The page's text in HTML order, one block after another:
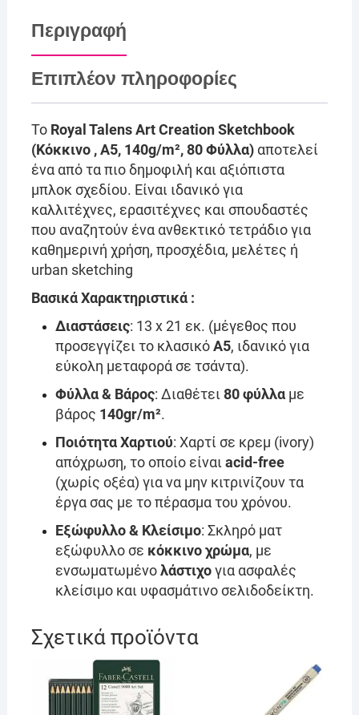
Περιγραφή
Επιπλέον πληροφορίες
Το Royal Talens Art Creation Sketchbook
(Κόκκινο , Α5, 140g/m², 80 Φύλλα)αποτελεί
ένα από τα πιο δημοφιλή και αξιόπιστα
μπλοκ σχεδίου. Είναι ιδανικό για
καλλιτέχνες, ερασιτέχνες και σπουδαστές
που αναζητούν ένα ανθεκτικό τετράδιο για
καθημερινή χρήση, προσχέδια, μελέτες ή
urban sketching
Βασικά Χαρακτηριστικά :
Διαστάσεις: 13 x 21 εκ. (μέγεθος που
προσεγγίζει το κλασικόA5, ιδανικό για
εύκολη μεταφορά σε τσάντα).
Φύλλα & Βάρος: Διαθέτει 80 φύλλαμε
βάρος 140gr/m².
Ποιότητα Χαρτιού: Χαρτί σε κρεμ (ivory)
απόχρωση, το οποίο είναι acid-free
(χωρίς οξέα) για να μην κιτρινίζουν τα
έργα σας με το πέρασμα του χρόνου.
Εξώφυλλο & Κλείσιμο: Σκληρό ματ
εξώφυλλο σε κόκκινο χρώμα, με
ενσωματωμένολάστιχογια ασφαλές
κλείσιμο και υφασμάτινο σελιδοδείκτη.
Σχετικά προϊόντα